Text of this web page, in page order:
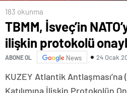
183 okunma
TBMM, İsveç’in
ilişkin protokolü
ABONE OL News 24 Ocak
KUZEY Atlantik Antlaşması’na
Katılımına İlişkin Protokolün